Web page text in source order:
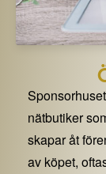
nätbutiker
skapar åt
av köpet,